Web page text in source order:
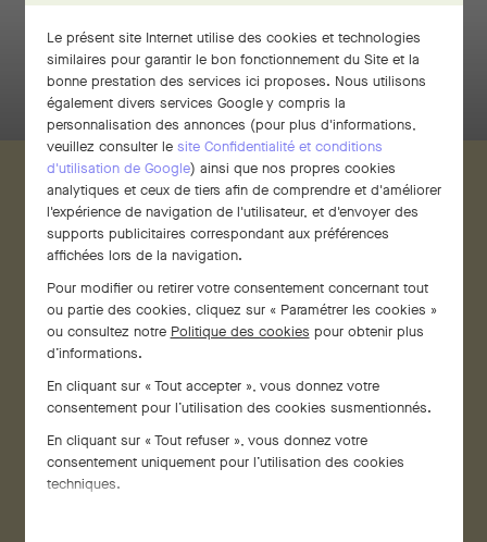
APPUYER ET MAINTENIR ENFONCÉ
CLIP CORNE D’ABONDANCE, 1929
Le présent site Internet utilise des cookies et technologies
similaires pour garantir le bon fonctionnement du Site et la
bonne prestation des services ici proposes. Nous utilisons
également divers services Google y compris la
personnalisation des annonces (pour plus d'informations,
veuillez consulter le site Confidentialité et conditions
d'utilisation de Google) ainsi que nos propres cookies
analytiques et ceux de tiers afin de comprendre et d'améliorer
l'expérience de navigation de l'utilisateur, et d'envoyer des
supports publicitaires correspondant aux préférences
affichées lors de la navigation.
Pour modifier ou retirer votre consentement concernant tout
ou partie des cookies, cliquez sur « Paramétrer les cookies »
ou consultez notre Politique des cookies pour obtenir plus
d’informations.
En cliquant sur « Tout accepter », vous donnez votre
consentement pour l’utilisation des cookies susmentionnés.
En cliquant sur « Tout refuser », vous donnez votre
consentement uniquement pour l’utilisation des cookies
techniques.